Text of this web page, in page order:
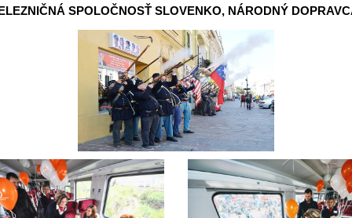
SPOLOČNOSŤ SLOVENKO, NÁRODNÝ